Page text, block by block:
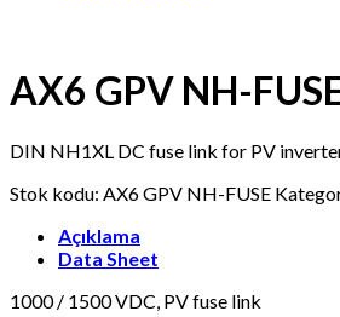
AX6 GPV NH-
DIN NH1XL DC fuse link for PV
Stok kodu: AX6 GPV NH-FUSE
Açıklama
Data Sheet
1000 / 1500 VDC, PV fuse link